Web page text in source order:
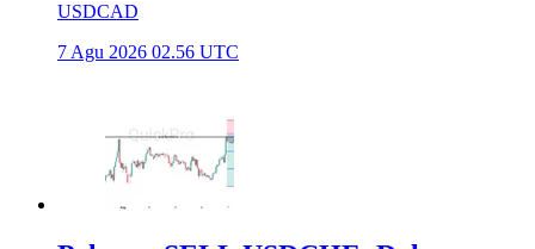
USDCAD
7 Agu 2026 02.56 UTC